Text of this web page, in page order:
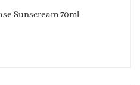
Sunscream 70ml